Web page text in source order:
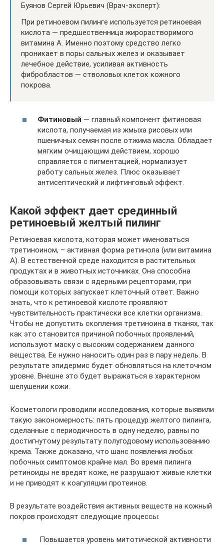
Буянов Сергей Юрьевич (Врач-эксперт):
При ретиноевом пилинге используется ретиноевая
кислота — предшественница жирорастворимого
витамина А. Именно поэтому средство легко
проникает в поры сальных желез и оказывает
лечебное действие, усиливая активность
фибробластов — стволовых клеток кожного
покрова.
Фитиновый — главный компонент фитиновая
кислота, получаемая из жмыха рисовых или
пшеничных семян после отжима масла. Обладает
мягким очищающим действием, хорошо
справляется с пигментацией, нормализует
работу сальных желез. Плюс оказывает
антисептический и лифтинговый эффект.
Какой эффект дает срединный
ретиноевый желтый пилинг
Ретиноевая кислота, которая может именоваться
третиноином, – активная форма ретинола (или витамина
A). В естественной среде находится в растительных
продуктах и в животных источниках. Она способна
образовывать связи с ядерными рецепторами, при
помощи которых запускает клеточный ответ. Важно
знать, что к ретиноевой кислоте проявляют
чувствительность практически все клетки организма.
Чтобы не допустить скопления третиноина в тканях, так
как это становится причиной побочных проявлений,
используют маску с высоким содержанием данного
вещества. Ее нужно наносить один раз в пару недель. В
результате эпидермис будет обновляться на клеточном
уровне. Внешне это будет выражаться в характерном
шелушении кожи.
Косметологи проводили исследования, которые выявили
такую закономерность: пять процедур желтого пилинга,
сделанные с периодичность в одну неделю, равны по
достигнутому результату полугодовому использованию
крема. Также доказано, что шанс появления любых
побочных симптомов крайне мал. Во время пилинга
ретиноиды не вредят коже, не разрушают живые клетки
и не приводят к коагуляции протеинов.
В результате воздействия активных веществ на кожный
покров происходят следующие процессы:
Повышается уровень митотической активности